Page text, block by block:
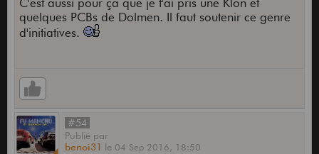
dans le monde des pédales d'effets aujourd'hui de
manière générale.
Et puis c'est toujours sympa de comprendre
C'est aussi pour ça que je t'ai pris une Klon et
quelques PCBs de Dolmen. Il faut soutenir ce genre
d'initiatives.
#54
Publié par
benoi31 le 04 Sep 2016, 18:50